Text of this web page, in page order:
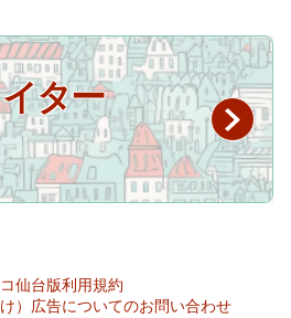
ター
仙台版利用規約
） 広告についてのお問い合わせ